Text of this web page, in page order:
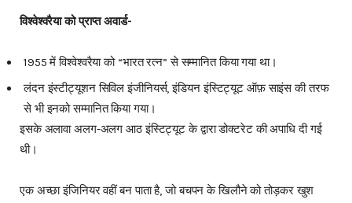
विश्वेश्वरैया को प्राप्त अवार्ड-
1955 में विश्वेश्वरैया को “भारत रत्न” से सम्मानित किया गया था।
लंदन इंस्टीट्यूशन सिविल इंजीनियर्स, इंडियन इंस्टिट्यूट ऑफ़ साइंस की तरफ
से भी इनको सम्मानित किया गया।
इसके अलावा अलग-अलग आठ इंस्टिट्यूट के द्वारा डोक्टरेट की अपाधि दी गई
थी।
एक अच्छा इंजिनियर वहीं बन पाता है, जो बचपन के खिलौने को तोड़कर खुश